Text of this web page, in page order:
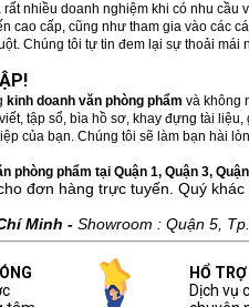
nhiều doanh nghiệm khi có nhu cầu
cao cấp, cũng như tham gia vào các
Chúng tôi tự tin đem lại sự thoải mái
kinh doanh văn phòng phẩm và không
tập sổ, bìa hồ sơ, khay đựng tài
của bạn. Chúng tôi sẽ làm bạn hài
phòng phẩm tại Quận 1, Quận 3,
đơn hàng trực tuyến. Quý
Minh - Showroom : Quận 5,
HỔ
Dịch vụ